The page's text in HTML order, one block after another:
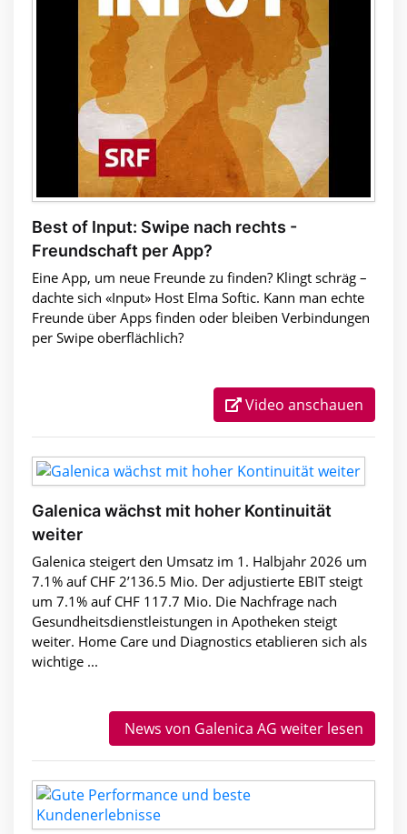
Best of Input: Swipe nach rechts -
Freundschaft per App?
Eine App, um neue Freunde zu finden? Klingt schräg –
dachte sich «Input» Host Elma Softic. Kann man echte
Freunde über Apps finden oder bleiben Verbindungen
per Swipe oberflächlich?
Video anschauen
Galenica wächst mit hoher Kontinuität
weiter
Galenica steigert den Umsatz im 1. Halbjahr 2026 um
7.1% auf CHF 2’136.5 Mio. Der adjustierte EBIT steigt
um 7.1% auf CHF 117.7 Mio. Die Nachfrage nach
Gesundheitsdienstleistungen in Apotheken steigt
weiter. Home Care und Diagnostics etablieren sich als
wichtige ...
News von Galenica AG weiter lesen